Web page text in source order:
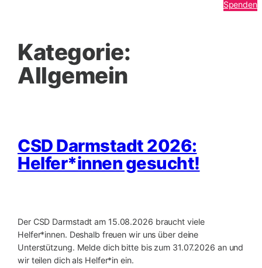
Spenden
Kategorie:
Allgemein
CSD Darmstadt 2026:
Helfer*innen gesucht!
Der CSD Darmstadt am 15.08.2026 braucht viele
Helfer*innen. Deshalb freuen wir uns über deine
Unterstützung. Melde dich bitte bis zum 31.07.2026 an und
wir teilen dich als Helfer*in ein.